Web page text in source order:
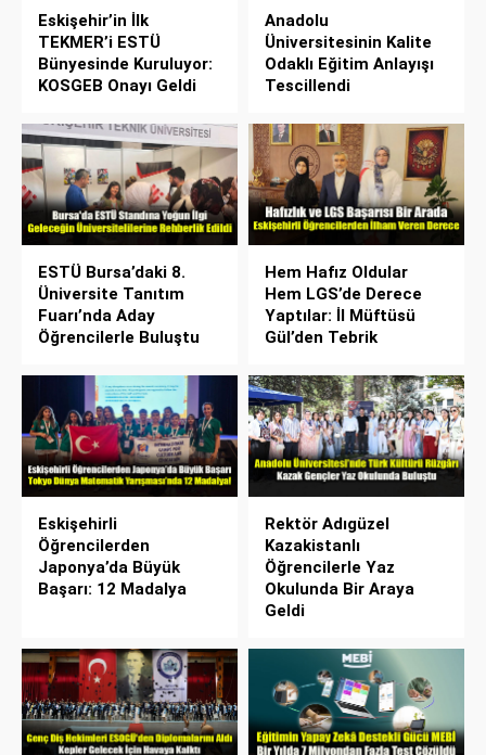
Eskişehir’in İlk
TEKMER’i ESTÜ
Bünyesinde Kuruluyor:
KOSGEB Onayı Geldi
Anadolu
Üniversitesinin Kalite
Odaklı Eğitim Anlayışı
Tescillendi
ESTÜ Bursa’daki 8.
Üniversite Tanıtım
Fuarı’nda Aday
Öğrencilerle Buluştu
Hem Hafız Oldular
Hem LGS’de Derece
Yaptılar: İl Müftüsü
Gül’den Tebrik
Eskişehirli
Öğrencilerden
Japonya’da Büyük
Başarı: 12 Madalya
Rektör Adıgüzel
Kazakistanlı
Öğrencilerle Yaz
Okulunda Bir Araya
Geldi